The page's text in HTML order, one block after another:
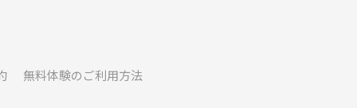
無料体験のご利用方法